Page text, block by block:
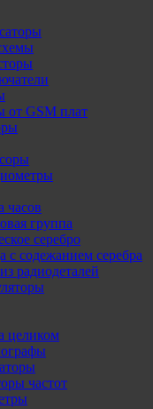
от GSM плат
часов
группа
серебро
с содежанием серебра
радиодеталей
целиком
частот